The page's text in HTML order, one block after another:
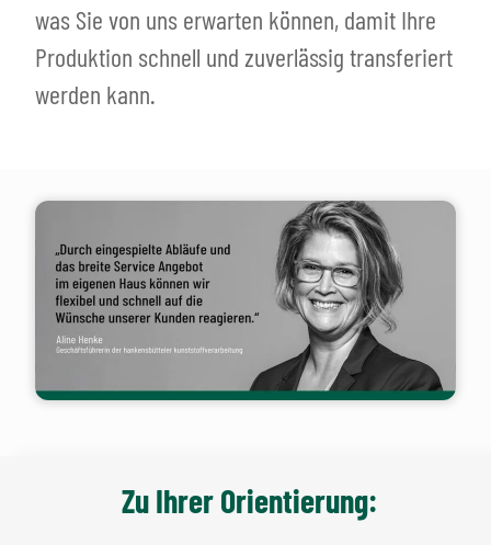
was Sie von uns erwarten können, damit Ihre
Produktion schnell und zuverlässig transferiert
werden kann.
Zu Ihrer Orientierung: